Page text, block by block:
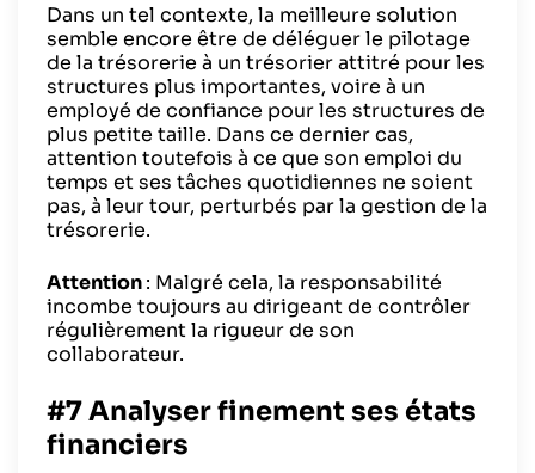
Dans un tel contexte, la meilleure solution
semble encore être de déléguer le pilotage
de la trésorerie à un trésorier attitré pour les
structures plus importantes, voire à un
employé de confiance pour les structures de
plus petite taille. Dans ce dernier cas,
attention toutefois à ce que son emploi du
temps et ses tâches quotidiennes ne soient
pas, à leur tour, perturbés par la gestion de la
trésorerie.
Attention: Malgré cela, la responsabilité
incombe toujours au dirigeant de contrôler
régulièrement la rigueur de son
collaborateur.
#7 Analyser finement ses états
financiers